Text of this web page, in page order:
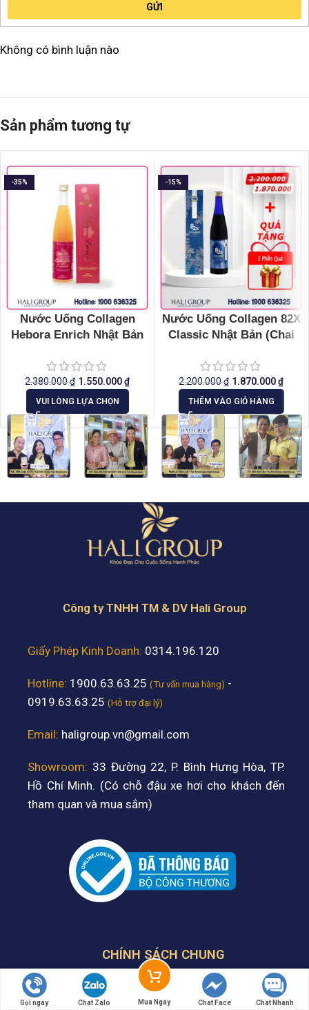
GỬI
Không có bình luận nào
Sản phẩm tương tự
-35%
Nước Uống Collagen
Hebora Enrich Nhật Bản
2.380.000₫ 1.550.000₫
VUI LÒNG LỰA CHỌN
-15%
Nước Uống Collagen 82X
Classic Nhật Bản (Chai
2.200.000₫ 1.870.000₫
THÊM VÀO GIỎ HÀNG
Công ty TNHH TM & DV Hali Group
Giấy Phép Kinh Doanh: 0314.196.120
Hotline: 1900.63.63.25 (Tư vấn mua hàng) -
0919.63.63.25 (Hỗ trợ đại lý)
Email: haligroup.vn@gmail.com
Showroom: 33 Đường 22, P. Bình Hưng Hòa, TP.
Hồ Chí Minh. (Có chỗ đậu xe hơi cho khách đến
tham quan và mua sắm)
CHÍNH SÁCH CHUNG
Chính sách bảo mật
Gọi ngay Chat Zalo Mua Ngay Chat Face Chat Nhanh